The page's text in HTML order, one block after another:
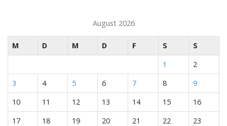
August 2026
M D M D F S
S
1
2
3
4 5 6 7 8
9
10
11 12 13 14 15
16
17
18 19 20 21 22
23